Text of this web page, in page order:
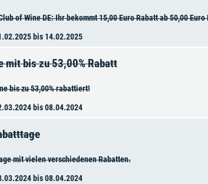
of Wine DE: Ihr bekommt 15,00 Euro Rabatt ab 50,00
bis 14.02.2025
mit bis zu 53,00% Rabatt
bis zu 53,00% rabattiert!
bis 08.04.2024
mit vielen verschiedenen Rabatten.
bis 08.04.2024